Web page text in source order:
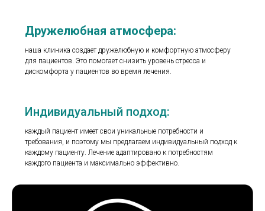
Дружелюбная атмосфера:
наша клиника создает дружелюбную и комфортную атмосферу
для пациентов. Это помогает снизить уровень стресса и
дискомфорта у пациентов во время лечения.
Индивидуальный подход:
каждый пациент имеет свои уникальные потребности и
требования, и поэтому мы предлагаем индивидуальный подход к
каждому пациенту. Лечение адаптировано к потребностям
каждого пациента и максимально эффективно.